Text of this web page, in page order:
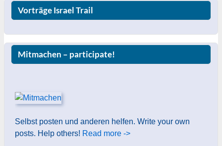
Vorträge Israel Trail
Mitmachen – participate!
Selbst posten und anderen helfen. Write your own
posts. Help others! Read more ->